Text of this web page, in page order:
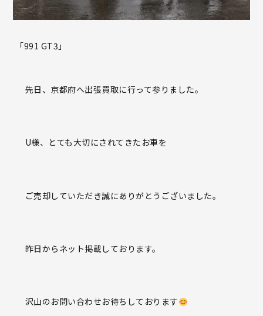
「991 GT3 」
先日、京都府へ出張買取に行って参りました。
U様、とても大切にされてきたお車を
ご売却していただき誠にありがとうございました。
昨日からネット掲載しております。
沢山のお問い合わせお待ちしております